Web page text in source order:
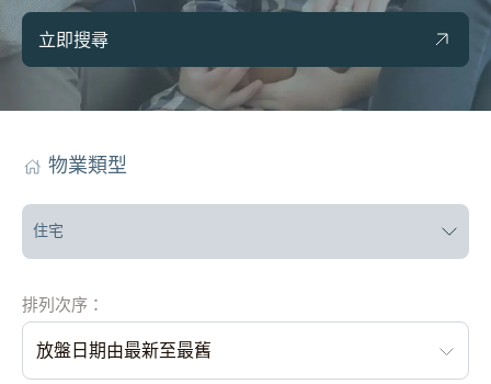
立即搜尋
物業類型
住宅
排列次序：
放盤日期由最新至最舊